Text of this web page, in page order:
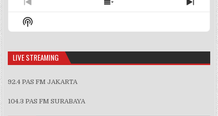
Previous
Episode
Show
Episodes
Next
Show
Podcast
LIVE STREAMING
92.4 PAS FM JAKARTA
104.3 PAS FM SURABAYA